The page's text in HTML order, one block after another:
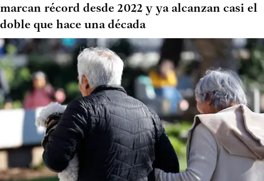
marcan récord desde 2022 y ya alcanzan casi el
doble que hace una década